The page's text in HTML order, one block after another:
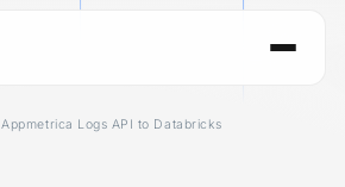
Appmetrica Logs API to Databricks